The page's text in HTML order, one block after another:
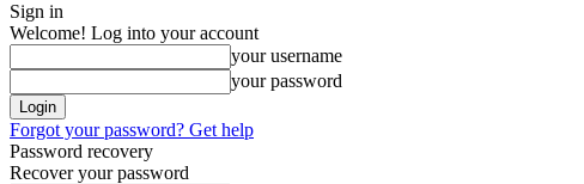
Sign in
Welcome! Log into your account
your username
your password
Forgot your password? Get help
Password recovery
Recover your password